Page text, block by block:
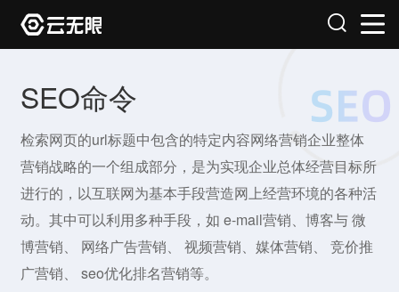
SEO命令
检索网页的url标题中包含的特定内容网络营销企业整体
营销战略的一个组成部分，是为实现企业总体经营目标所
进行的，以互联网为基本手段营造网上经营环境的各种活
动。其中可以利用多种手段，如 e-mail营销、博客与 微
博营销、 网络广告营销、 视频营销、媒体营销、 竞价推
广营销、 seo优化排名营销等。